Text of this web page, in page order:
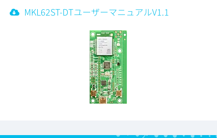
MKL62ST-DTユーザーマニュアルV1.1